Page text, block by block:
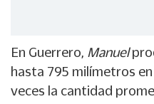
En Guerrero, Manuel
hasta 795 milímetros
veces la cantidad